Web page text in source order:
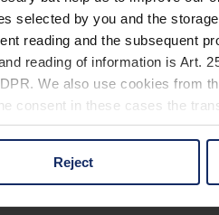
selected by you and the
reading and the subsequent
reading of information is Art.
We also use cookies from
consent in these cases the
consent to the use of non-
Reject